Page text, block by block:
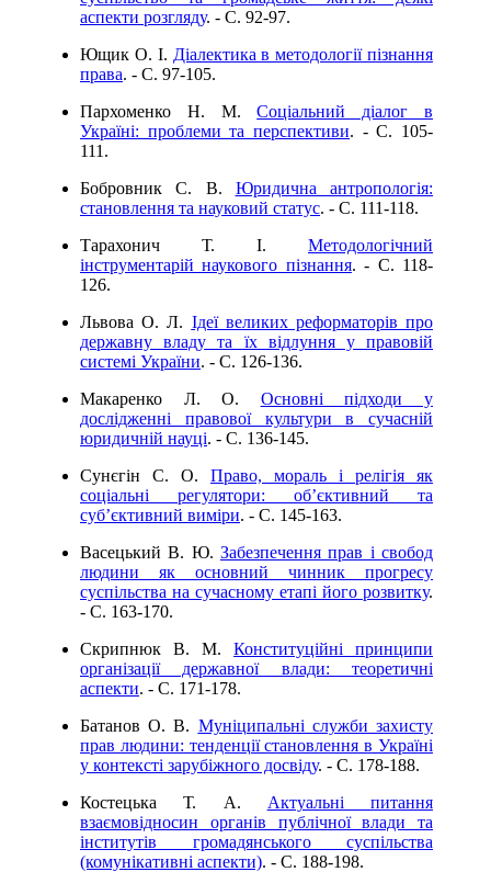
аспекти розгляду. - C. 92-97.
Ющик О. І. Діалектика в методології пізнання
права. - C. 97-105.
Пархоменко Н. М.Соціальний діалог в
Україні: проблеми та перспективи. - C. 105-
111.
Бобровник С. В. Юридична антропологія:
становлення та науковий статус. - C. 111-118.
Тарахонич Т. І. Методологічний
інструментарій наукового пізнання. - C. 118-
126.
Львова О. Л. Ідеї великих реформаторів про
державну владу та їх відлуння у правовій
системі України. - C. 126-136.
Макаренко Л. О. Основні підходи у
дослідженні правової культури в сучасній
юридичній науці. - C. 136-145.
Сунєгін С. О. Право, мораль і релігія як
соціальні регулятори: об’єктивний та
суб’єктивний виміри. - C. 145-163.
Васецький В. Ю. Забезпечення прав і свобод
людини як основний чинник прогресу
суспільства на сучасному етапі його розвитку.
- C. 163-170.
Скрипнюк В. М. Конституційні принципи
організації державної влади: теоретичні
аспекти. - C. 171-178.
Батанов О. В. Муніципальні служби захисту
прав людини: тенденції становлення в Україні
у контексті зарубіжного досвіду. - C. 178-188.
Костецька Т. А. Актуальні питання
взаємовідносин органів публічної влади та
інститутів громадянського суспільства
(комунікативні аспекти). - C. 188-198.